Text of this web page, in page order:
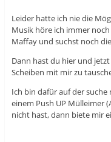
Leider hatte ich nie die
Musik höre ich immer
Maffay und suchst noch
Dann hast du hier und
Scheiben mit mir zu
Ich bin dafür auf der suche
einem Push UP Mülleimer
nicht hast, dann biete mir